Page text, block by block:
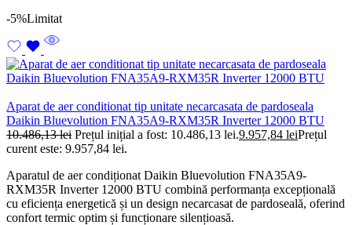
-5%Limitat
Aparat de aer conditionat tip unitate necarcasata de pardoseala
Daikin Bluevolution FNA35A9-RXM35R Inverter 12000 BTU
10.486,13lei Prețul inițial a fost: 10.486,13 lei.9.957,84 leiPrețul
curent este: 9.957,84 lei.
Aparatul de aer condiționat Daikin Bluevolution FNA35A9-
RXM35R Inverter 12000 BTU combină performanța excepțională
cu eficiența energetică și un design necarcasat de pardoseală, oferind
confort termic optim și funcționare silențioasă.